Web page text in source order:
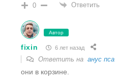
0 Ответить
Автор
fixin 6 лет назад
Ответить на анус пса
они в корзине.